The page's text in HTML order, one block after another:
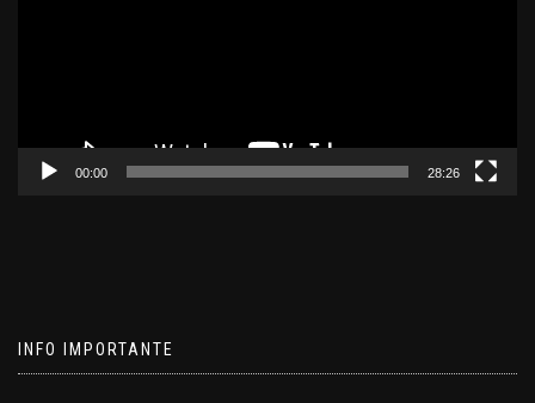
00:00 28:26
INFO IMPORTANTE